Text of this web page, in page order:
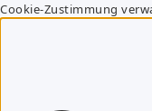
Cookie-Zustimmung